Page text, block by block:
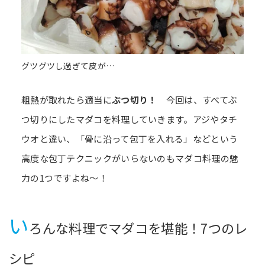
グツグツし過ぎて皮が…
粗熱が取れたら適当にぶつ切り！
今回は、すべてぶ
つ切りにしたマダコを料理していきます。アジやタチ
ウオと違い、「骨に沿って包丁を入れる」などという
高度な包丁テクニックがいらないのもマダコ料理の魅
力の1つですよね～！
いろんな料理でマダコを堪能！7つのレ
シピ